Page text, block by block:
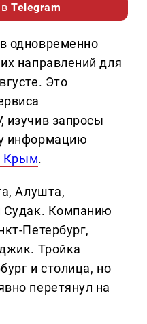
вTelegram
одновременно
направлений для
Это
изучив запросы
информацию
Крым.
Алушта,
Судак. Компанию
Петербург,
Тройка
и столица, но
перетянул на